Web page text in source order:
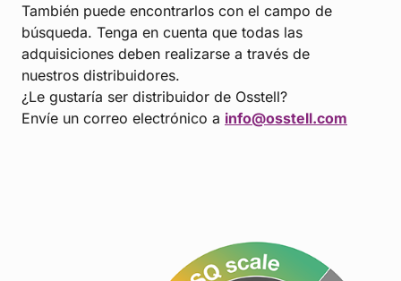
También puede encontrarlos con el campo de
búsqueda. Tenga en cuenta que todas las
adquisiciones deben realizarse a través de
nuestros distribuidores.
¿Le gustaría ser distribuidor de Osstell?
Envíe un correo electrónico a info@osstell.com